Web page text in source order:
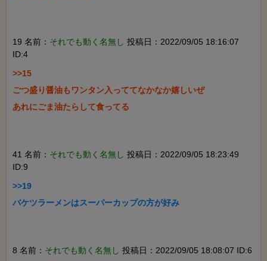
19 名前： それでも動く名無し 投稿日：2022/09/05 18:16:07
ID:4
>>15
ごつ盛り醤油もワンタン入っててなかなか嬉しいぜ
あれにごま油たらして食ってる
41 名前： それでも動く名無し 投稿日：2022/09/05 18:23:49
ID:9
>>19
バケツラーメンはスーパーカップの方が好み
8 名前： それでも動く名無し 投稿日：2022/09/05 18:08:07 ID:6